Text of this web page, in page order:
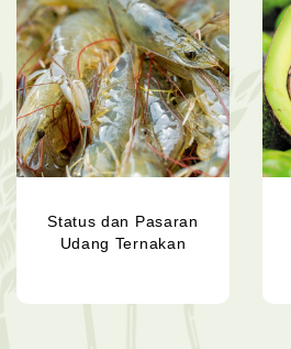
Status dan Pasaran
Udang Ternakan